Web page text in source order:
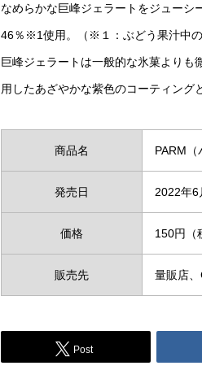
なめらかな巨峰ジェラートをジューシ
46％※1使用。（※１：ぶどう果汁中の
巨峰ジェラートは一般的な氷菓よりも
用したあざやかな紫色のコーティング
商品名 PARM
発売日 2022年6
価格 150円（
販売先 量販店
Post